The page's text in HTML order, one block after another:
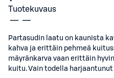
Tuotekuvaus
Partasudin laatu on kaunista
kahva ja erittäin pehmeä
mäyränkarva vaan erittäin
kuitu. Vain todella